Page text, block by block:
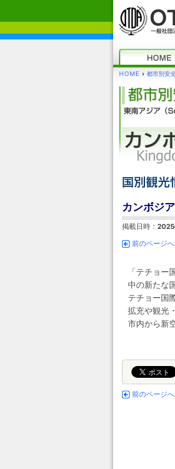
HOME › 都市別安
カンボジ
掲載日時： 2025
前のページ
「テチョ
中の新たな
テチョー国
拡充や観光
市内から新
前のページ